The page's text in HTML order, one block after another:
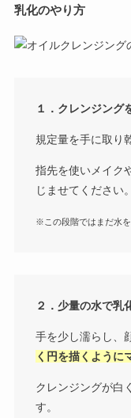
乳化のやり方
１．クレンジング
規定量を手に取り
指先を使いメイク
じませてください。
※この段階ではまだ水
２．少量の水で乳
手を少し濡らし、
く円を描くように
クレンジングが白
す。